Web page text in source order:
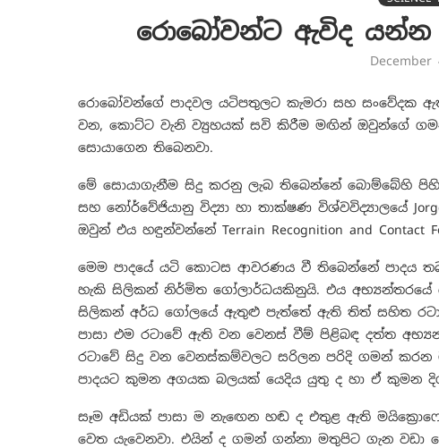
රොබෝවන්ට ඇවිද
December
රොබෝවන්ගේ පාදවල යටිපතුලට කැමරා සහ සංවේදක
වන, කොට්ට වැනි ව්‍යුහයක් සවි කිරීම මඟින් ඔවුන්ගේ
සොයාගෙන තිබෙනවා.
මේ සොයාගැනීම සිදු කරනු ලැබ තිබෙන්නේ බොම්බේහි
සහ නෝර්වේජියානු විද්‍යා හා තාක්ෂණ විශ්වවිද්‍යාලයේ
ඔවුන් එය හඳුන්වන්නේ Terrain Recognition and Contact
මෙම පාදයේ යටි කොටස ආවරණය වී තිබෙන්නේ පාදය
හැකි සිලිකන් නිර්මිත ගෝලාර්ධයකිනුයි. එය අභ්‍යන්තරයේ
සිලිකන් අර්ධ ගෝලයේ ඇතුළු පැත්තේ ඇති තිත් සහිත
පාසා එම රටාවේ ඇති වන වෙනස් වීම් පිළිබඳ දත්ත
රටාවේ සිදු වන වෙනස්කම්වලට සරිලන පරිදි ගමන්
පාදයට කුමන අගයක බලයක් යෙදිය යුතු ද හා ඒ කුමන
සෑම අඩියක් පාසා ම නැඟෙන හඬ ද එතුළ ඇති
වෙත යැවෙනවා. එයින් ද ගමන් ගන්නා මතුපිට ගැන වඩා